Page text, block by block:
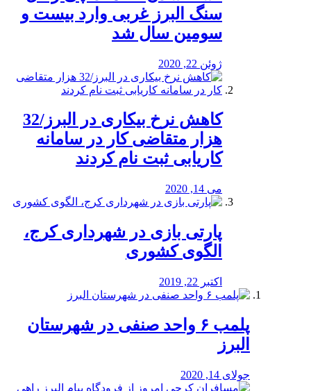
سنگ البرز غربی وارد بیست و
سومین سال شد
ژوئن 22, 2020
کاهش نرخ بیکاری در البرز/32
هزار متقاضی کار در سامانه
کاریابی ثبت نام کردند
می 14, 2020
پارتی بازی در شهرداری کرج،
الگوی کشوری
اکتبر 22, 2019
پلمب ۶ واحد صنفی در شهرستان
البرز
جولای 14, 2020